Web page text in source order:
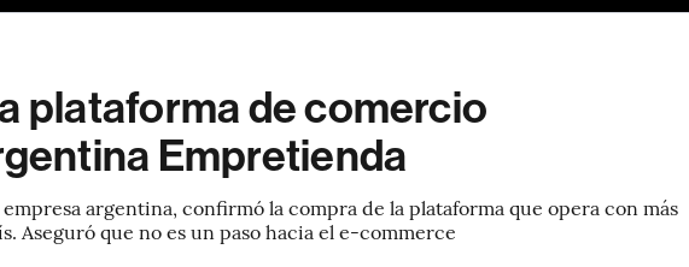
plataforma de comercio
Empretienda
argentina, confirmó la compra de la plataforma que opera con más
Aseguró que no es un paso hacia el e-commerce